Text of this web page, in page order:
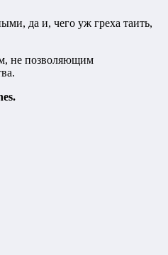
да и, чего уж греха таить,
не позволяющим